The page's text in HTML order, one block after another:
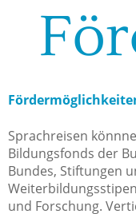
Sprachreisen
Bildungsfonds der
Bundes, Stiftungen
und Forschung.